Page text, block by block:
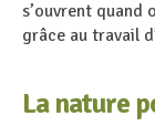
s’ouvrent quand
grâce au travail
La nature